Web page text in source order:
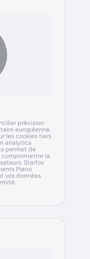
précision
européenne.
les cookies tiers
analytics
permet de
compromettre la
Starfox
Piano
vos données